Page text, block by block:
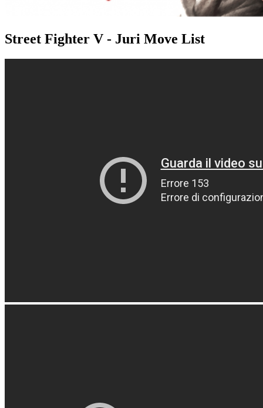
Street Fighter V - Juri Move List